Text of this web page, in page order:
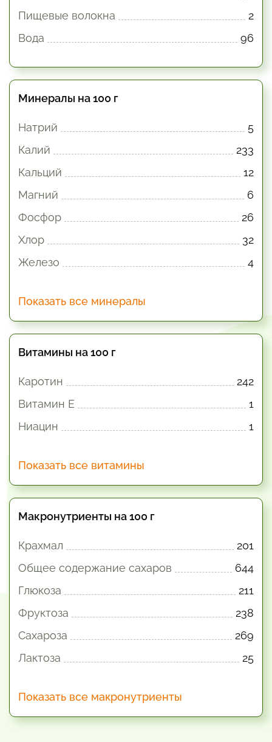
Пищевые волокна
2
Вода
96
Минералы на 100 г
Натрий
5
Калий
233
Кальций
12
Магний
6
Фосфор
26
Хлор
32
Железо
4
Показать все минералы
Витамины на 100 г
Каротин
242
Витамин E
1
Ниацин
1
Показать все витамины
Макронутриенты на 100 г
Крахмал
201
Общее содержание сахаров
644
Глюкоза
211
Фруктоза
238
Сахароза
269
Лактоза
25
Показать все макронутриенты